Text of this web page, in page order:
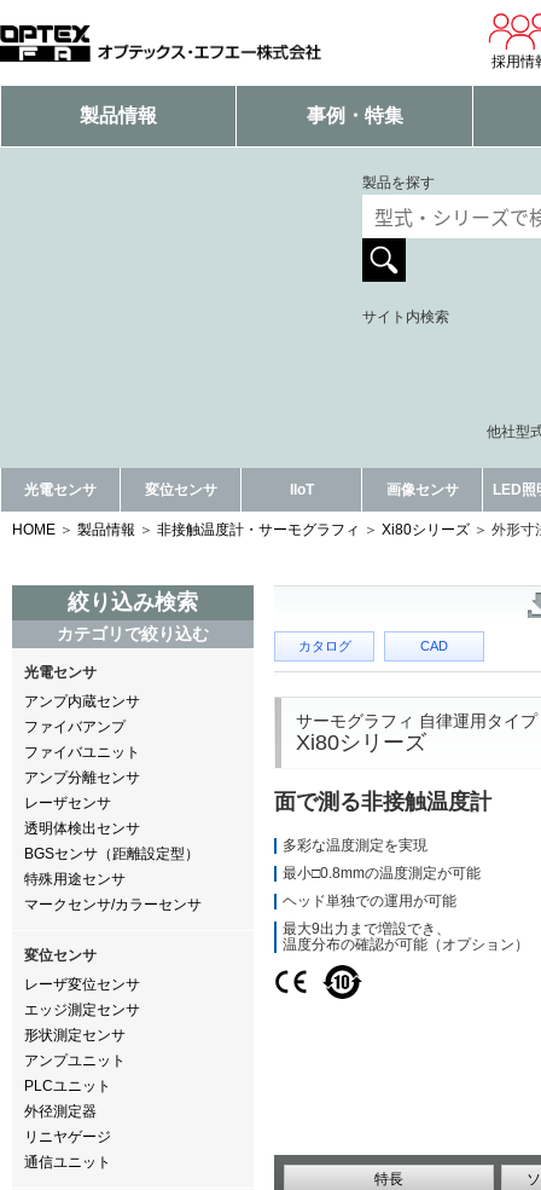
採用情
製品情報 事例・特集
製品を探す
サイト内検索
他社型
光電センサ 変位センサ IIoT 画像センサ LED照
HOME 製品情報 非接触温度計・サーモグラフィ Xi80シリーズ 外形寸
絞り込み検索
カテゴリで絞り込む
光電センサ
アンプ内蔵センサ
ファイバアンプ
ファイバユニット
アンプ分離センサ
レーザセンサ
透明体検出センサ
BGSセンサ（距離設定型）
特殊用途センサ
マークセンサ/カラーセンサ
変位センサ
レーザ変位センサ
エッジ測定センサ
形状測定センサ
アンプユニット
PLCユニット
外径測定器
リニヤゲージ
通信ユニット
カタログ CAD
サーモグラフィ 自律運用タイプ
Xi80シリーズ
面で測る非接触温度計
多彩な温度測定を実現
最小□0.8mmの温度測定が可能
ヘッド単独での運用が可能
最大9出力まで増設でき、
温度分布の確認が可能（オプション）
特長